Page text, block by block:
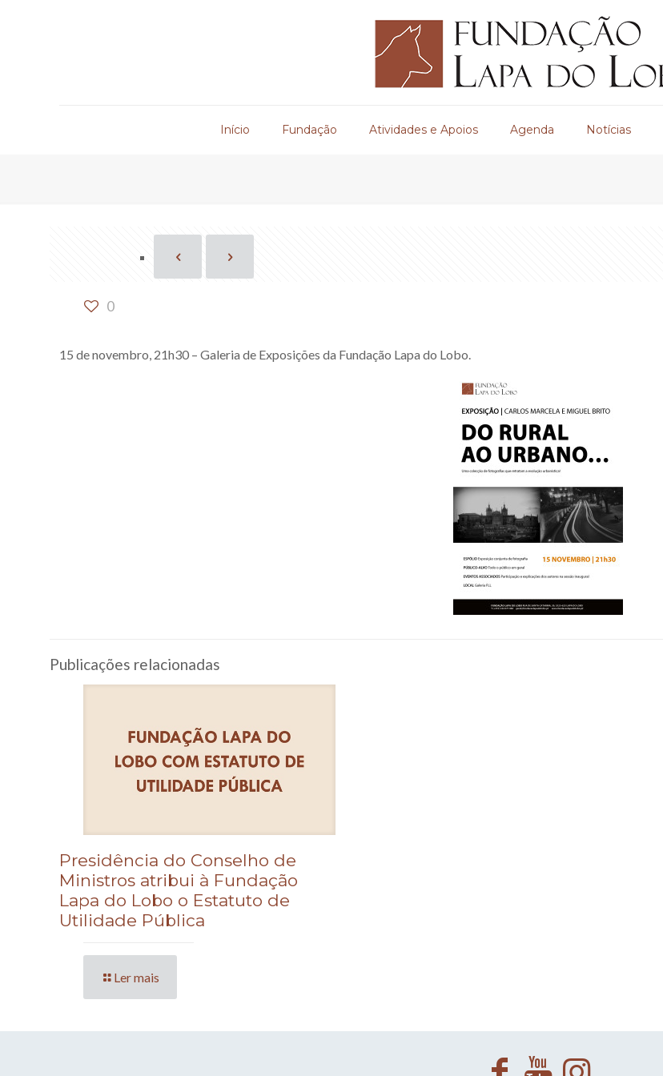
Início Fundação Atividades e Apoios Agenda Notícias
0
15 de novembro, 21h30 – Galeria de Exposições da Fundação Lapa do Lobo.
Publicações relacionadas
Presidência do Conselho de
Ministros atribui à Fundação
Lapa do Lobo o Estatuto de
Utilidade Pública
Ler mais